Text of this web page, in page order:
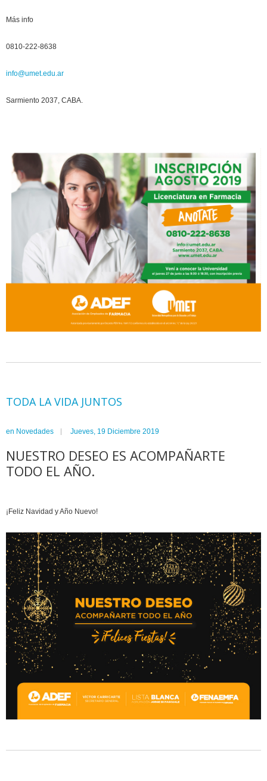
Más info
0810-222-8638
info@umet.edu.ar
Sarmiento 2037, CABA.
TODA LA VIDA JUNTOS
en Novedades Jueves, 19 Diciembre 2019
NUESTRO DESEO ES ACOMPAÑARTE
TODO EL AÑO.
¡Feliz Navidad y Año Nuevo!